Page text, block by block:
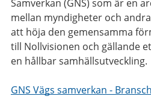
Samverkan (GNS) som är en
mellan myndigheter och
att höja den gemensamma
till Nollvisionen och gällande
en hållbar samhällsutveckling.
GNS Vägs samverkan -